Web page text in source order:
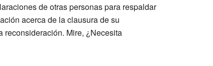
de otras personas para respaldar
acerca de la clausura de su
reconsideración. Mire, ¿Necesita